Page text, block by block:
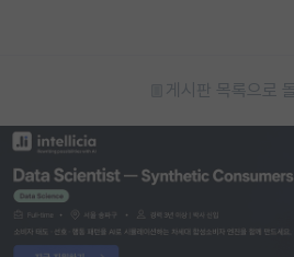
게시판 목록으로